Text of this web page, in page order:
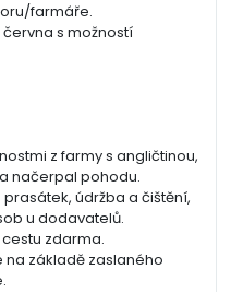
farmáře.
s možností
z farmy s angličtinou,
načerpal pohodu.
údržba a čištění,
u dodavatelů.
zdarma.
základě zaslaného